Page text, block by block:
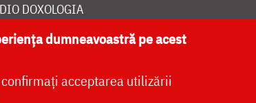
DOXOLOGIA
DOXOLOGIA MEDIA, Arhiepiscopia
dumneavoastră pe acest
acceptarea utilizării